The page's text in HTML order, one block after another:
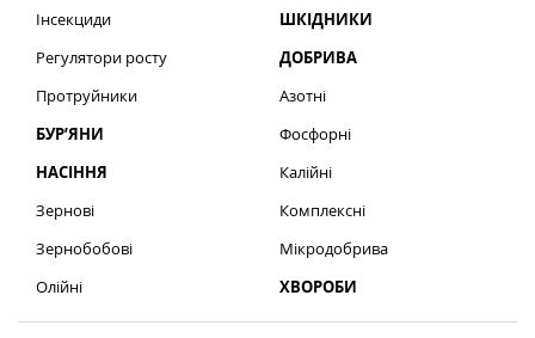
Інсекциди
Регулятори росту
Протруйники
БУР’ЯНИ
НАСІННЯ
Зернові
Зернобобові
Олійні
ШКІДНИКИ
ДОБРИВА
Азотні
Фосфорні
Калійні
Комплексні
Мікродобрива
ХВОРОБИ